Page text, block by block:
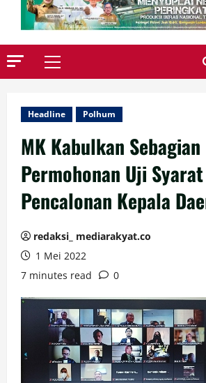
Primary
Headline Polhum
MK Kabulkan Sebagian
Permohonan Uji Syarat
Pencalonan Kepala
redaksi_ mediarakyat.co
1 Mei 2022
7 minutes read
0